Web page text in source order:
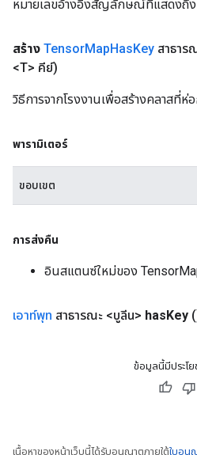
หมายเลขอ้างอิงสัญลักษณ์ที่แสดงถึ
สร้าง TensorMapHasKey สาธาร
<T> คีย์)
วิธีการจากโรงงานเพื่อสร้างคลาสที่
พารามิเตอร์
ขอบเขต
การส่งคืน
อินสแตนซ์ใหม่ของ
เอาท์พุท สาธารณะ <บูลีน> hasKey
ข้อมูลนี้มีประโย
เนื้อหาของหน้าเว็บนี้ได้รับอนุญาตภายใต้ใบอนุ